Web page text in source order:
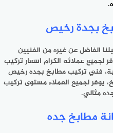
بجدة رخيص
الفاضل عن غيره من الفنيين
لجميع عملائه الكرام اسعار تركيب
فني تركيب مطابخ بجده رخيص
يوفر لجميع العملاء مستوى تركيب
مثالي.
مطابخ جده